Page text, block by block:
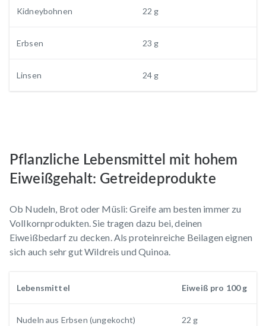
Kidneybohnen 22 g
Erbsen 23 g
Linsen 24 g
Pflanzliche Lebensmittel mit hohem
Eiweißgehalt: Getreideprodukte
Ob Nudeln, Brot oder Müsli: Greife am besten immer zu
Vollkornprodukten. Sie tragen dazu bei, deinen
Eiweißbedarf zu decken. Als proteinreiche Beilagen eignen
sich auch sehr gut Wildreis und Quinoa.
Lebensmittel Eiweiß pro 100 g
Nudeln aus Erbsen (ungekocht) 22 g